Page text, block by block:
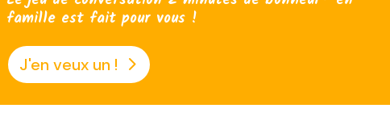
famille est fait pour vous !
J'en veux un !